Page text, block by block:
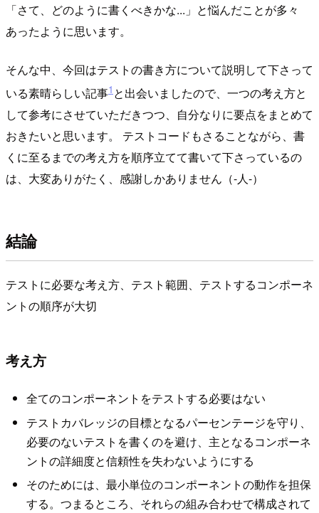
「さて、どのように書くべきかな...」と悩んだことが多々
あったように思います。
そんな中、今回はテストの書き方について説明して下さって
いる素晴らしい記事1 と出会いましたので、一つの考え方と
して参考にさせていただきつつ、自分なりに要点をまとめて
おきたいと思います。 テストコードもさることながら、書
くに至るまでの考え方を順序立てて書いて下さっているの
は、大変ありがたく、感謝しかありません（-人-）
結論
テストに必要な考え方、テスト範囲、テストするコンポーネ
ントの順序が大切
考え方
全てのコンポーネントをテストする必要はない
テストカバレッジの目標となるパーセンテージを守り、
必要のないテストを書くのを避け、主となるコンポーネ
ントの詳細度と信頼性を失わないようにする
そのためには、最小単位のコンポーネントの動作を担保
する。つまるところ、それらの組み合わせで構成されて